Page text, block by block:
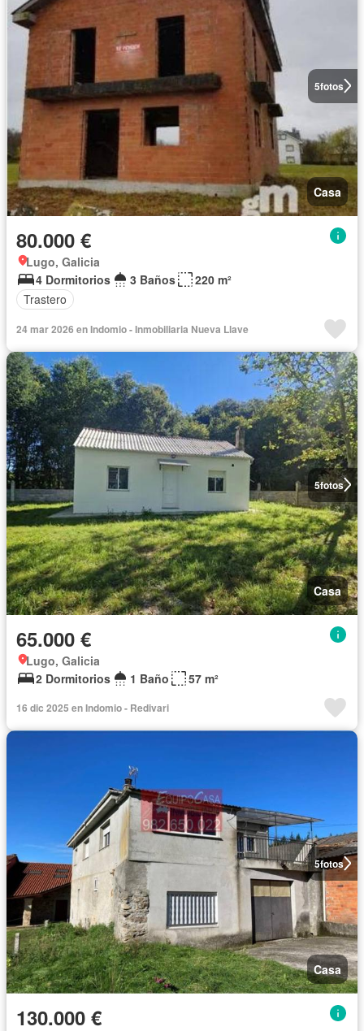
5fotos
Casa
80.000 €
Lugo, Galicia
4 Dormitorios
3 Baños
220 m²
Trastero
24 mar 2026 en Indomio - Inmobiliaria Nueva Llave
5fotos
Casa
65.000 €
Lugo, Galicia
2 Dormitorios
1 Baño 57 m²
16 dic 2025 en Indomio - Redivari
5fotos
Casa
130.000 €